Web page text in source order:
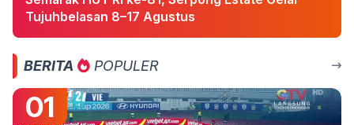
Tujuhbelasan 8–17 Agustus
BERITA POPULER
01